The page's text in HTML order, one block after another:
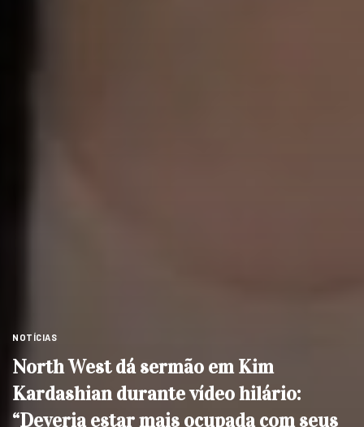
NOTÍCIAS
North West dá sermão em Kim
Kardashian durante vídeo hilário:
“Deveria estar mais ocupada com seus